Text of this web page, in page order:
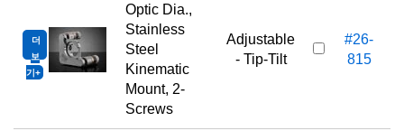
더
보
기
Optic Dia.,
Stainless
Steel
Kinematic
Mount, 2-
Screws
Adjustable
- Tip-Tilt
#26-
815